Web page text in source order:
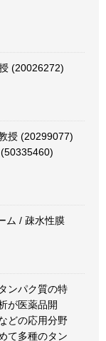
(20026272)
授 (20299077)
ム / 疎水性膜
ンパク質の特
が医薬品開
どの応用分野
て多種のタン